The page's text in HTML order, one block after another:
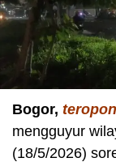
Bogor,
mengguyur
(18/5/2026)